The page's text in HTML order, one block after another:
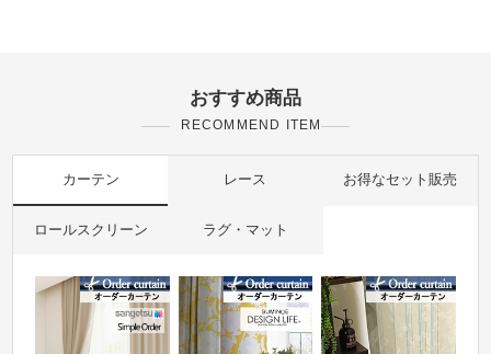
おすすめ商品
RECOMMEND ITEM
カーテン レース お得なセット販売
ロールスクリーン ラグ・マット